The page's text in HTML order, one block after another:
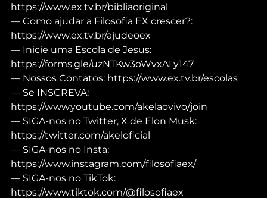
https://www.ex.tv.br/bibliaoriginal
— Como ajudar a Filosofia EX crescer?:
https://www.ex.tv.br/ajudeoex
— Inicie uma Escola de Jesus:
https://forms.gle/uzNTKw3oWvxALy147
— Nossos Contatos: https://www.ex.tv.br/escolas
— Se INSCREVA:
https://www.youtube.com/akelaovivo/join
— SIGA-nos no Twitter, X de Elon Musk:
https://twitter.com/akeloficial
— SIGA-nos no Insta:
https://www.instagram.com/filosofiaex/
— SIGA-nos no TikTok:
https://www.tiktok.com/@filosofiaex